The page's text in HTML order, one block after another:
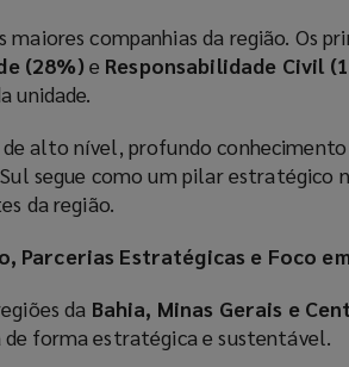
companhias da região. Os
(28%) e Responsabilidade Civil
unidade.
alto nível, profundo
segue como um pilar estratégico
da região.
Parcerias Estratégicas e Foco
da Bahia, Minas Gerais e
de forma estratégica e sustentável.